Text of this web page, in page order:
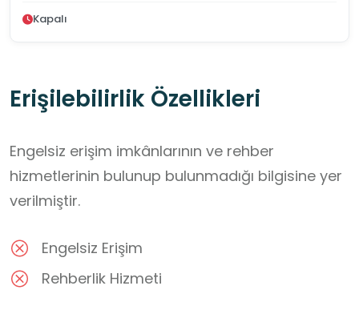
Kapalı
Erişilebilirlik Özellikleri
Engelsiz erişim imkânlarının ve rehber
hizmetlerinin bulunup bulunmadığı bilgisine yer
verilmiştir.
Engelsiz Erişim
Rehberlik Hizmeti